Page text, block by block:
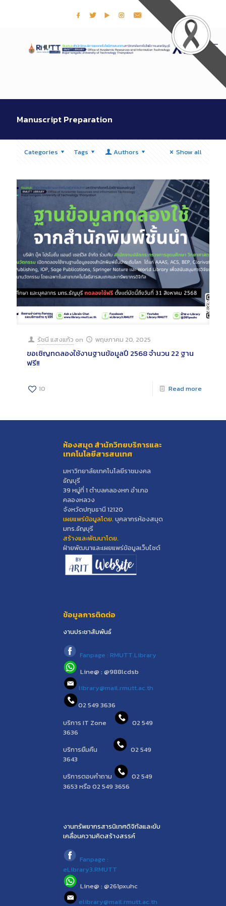
Manuscript Preparation
Categories Tags Authors Show all
รัชนี แสงแก้ว on พฤษภาคม 20, 2025
ขอเชิญทดลองใช้งานฐานข้อมูลปี 2568 จำนวน 22 ฐาน
ฟรี!!
10 Read more
ห้องสมุด สำนักวิทยบริการและ
เทคโนโลยีสารสนเทศ
มหาวิทยาลัยเทคโนโลยีราชมงคล
ธัญบุรี
39 หมู่ที่ 1 ตำบลคลองหก อำเภอ
คลองหลวง
จังหวัดปทุมธานี 12120
เผยแพร่ข้อมูลโดย.บุคลากรห้องสมุด
มทร.ธัญบุรี
สร้างและพัฒนาโดย.
ฝ่ายพัฒนาและเผยแพร่ข้อมูลเว็บไซต์
ข้อมูลการติดต่อ
งานประชาสัมพันธ์
Fanpage : RMUTT.Library
Line@ : @988lcdsb
library@mail.rmutt.ac.th
02 549 3636
บริการ IT Zone
02 549
3636
บริการยืมคืน
02 549
3643
บริการตอบคำถาม
02 549
3653 หรือ 02 549 3656
งานทรัพยากรสารนิเทศดิจิทัลและขับ
เคลื่อนความคิดสร้างสรรค์
Fanpage :
eLibrary3.RMUTT
Line@ : @261pxuhc
elibrary@mail.rmutt.ac.th